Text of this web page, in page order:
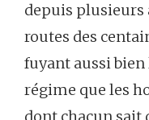
depuis plusieurs
routes des
fuyant aussi
régime que les